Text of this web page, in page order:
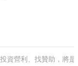
資營利、找贊助，將是